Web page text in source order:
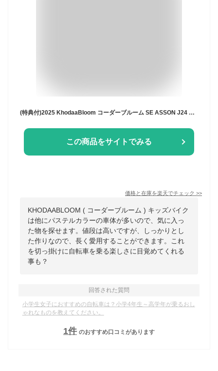
この商品をサイトでみる
価格と在庫を楽天でチェック >>
KHODAABLOOM ( コーダーブルーム ) キッズバイク
は他にパステルカラーの車体が多いので、気に入っ
た物を探せます。値段は高いですが、しっかりとし
た作りなので、長く愛用することができます。これ
を切っ掛けに自転車を乗る楽しさに目覚めてくれる
事も？
回答された質問
小学生女子におすすめの自転車は？小学4年生～高学年が乗るおし
ゃれなものを教えてください。
1件 のおすすめ口コミがあります